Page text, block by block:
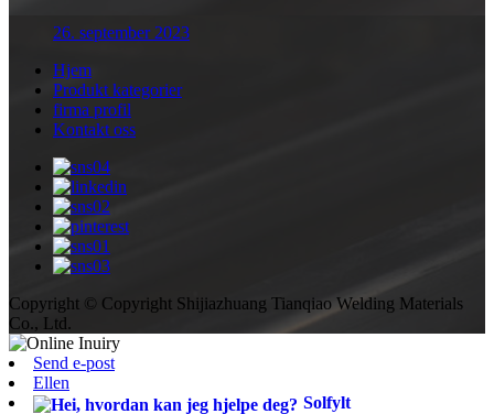
26. september 2023
Hjem
Produkt kategorier
firma profil
Kontakt oss
Copyright © Copyright Shijiazhuang Tianqiao Welding Materials
Co., Ltd.
Send e-post
Ellen
Solfylt